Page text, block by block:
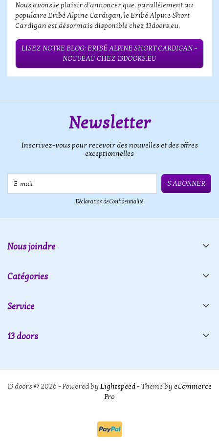
Nous avons le plaisir d’annoncer que, parallèlement au
populaire Eribé Alpine Cardigan, le Eribé Alpine Short
Cardigan est désormais disponible chez 13doors.eu.
LISEZ NOTRE BLOG: ERIBÉ ALPINE SHORT CARDIGAN –
NOUVEAU CHEZ 13DOORS.EU
Newsletter
Inscrivez-vous pour recevoir des nouvelles et des offres
exceptionnelles
S'ABONNER
Déclaration de Confidentialité
Nous joindre
Catégories
Service
13 doors
13 doors © 2026 - Powered by Lightspeed- Theme by eCommerce
Pro